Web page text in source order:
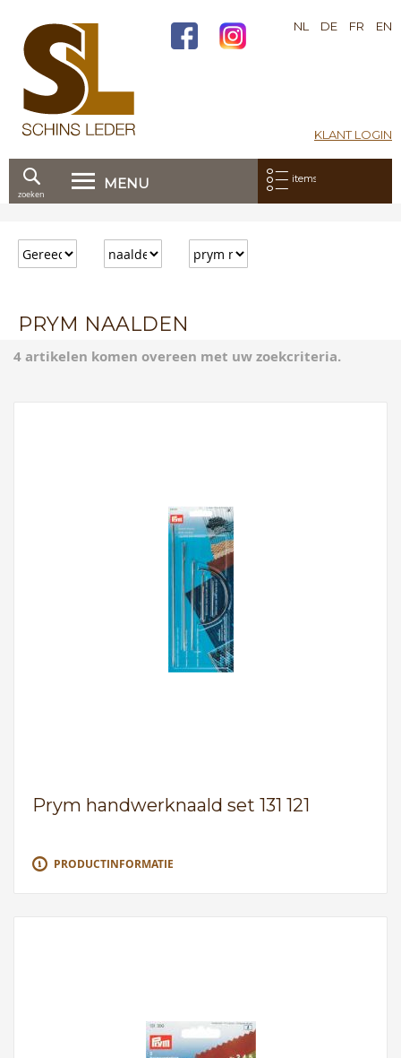
KLANT LOGIN
NL DE FR EN
MENU Mijn bestelling:
items
door
naar
zoeken
PRYM NAALDEN
4 artikelen komen overeen met uw zoekcriteria.
Prym handwerknaald set 131 121
PRODUCTINFORMATIE